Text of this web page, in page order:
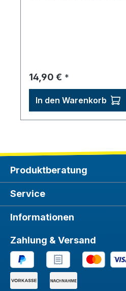
Regulärer Preis:
14,90 € *
In den Warenkorb
Produktberatung
Service
Informationen
Zahlung & Versand